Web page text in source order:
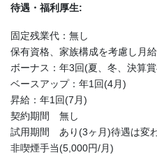
待遇・福利厚生:
固定残業代：無し
保有資格、家族構成を考慮し月給
ボーナス：年3回(夏、冬、決算
ベースアップ：年1回(4月)
昇給：年1回(7月)
契約期間 無し
試用期間 あり(3ヶ月)待遇は変
非喫煙手当(5,000円/月)